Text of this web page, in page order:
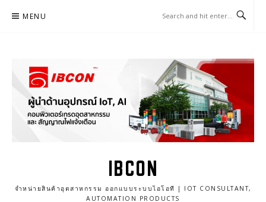
MENU
IBCON
จำหน่ายสินค้าอุตสาหกรรม ออกแบบระบบไอโอที | IOT CONSULTANT,
AUTOMATION PRODUCTS